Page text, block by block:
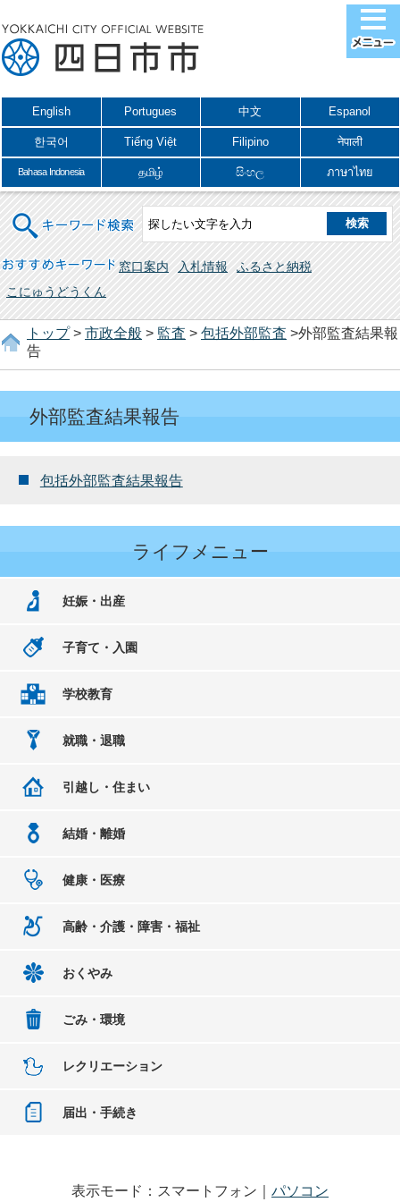
English Portugues 中文 Espanol
한국어 Tiếng Việt Filipino नेपाली
Bahasa Indonesia தமிழ் සිංහල ภาษาไทย
キーワード検索
おすすめキーワード 窓口案内 入札情報
ふるさと納税
こにゅうどうくん
トップ> 市政全般 > 監査 > 包括外部監査 >外部監査結果報
告
外部監査結果報告
包括外部監査結果報告
ライフメニュー
妊娠・出産
子育て・入園
学校教育
就職・退職
引越し・住まい
結婚・離婚
健康・医療
高齢・介護・障害・福祉
おくやみ
ごみ・環境
レクリエーション
届出・手続き
表示モード：スマートフォン｜ パソコン